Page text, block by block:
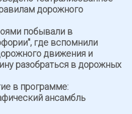
дорожного
побывали в
где вспомнили
движения и
разобраться в дорожных
в программе:
ансамбль